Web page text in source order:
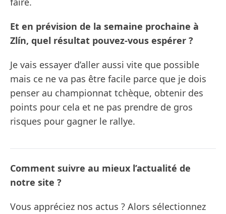
Et en prévision de la semaine prochaine à
Zlín, quel résultat pouvez-vous espérer ?
Je vais essayer d’aller aussi vite que possible
mais ce ne va pas être facile parce que je dois
penser au championnat tchèque, obtenir des
points pour cela et ne pas prendre de gros
risques pour gagner le rallye.
Comment suivre au mieux l’actualité de
notre site ?
Vous appréciez nos actus ? Alors sélectionnez